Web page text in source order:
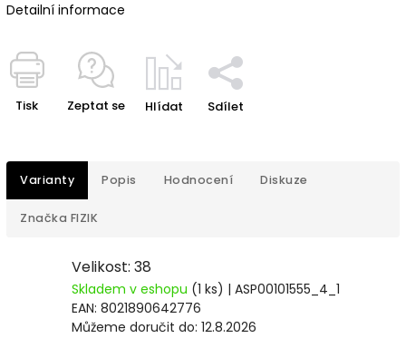
Detailní informace
Tisk Zeptat se Hlídat Sdílet
Varianty Popis Hodnocení Diskuze
Značka FIZIK
Velikost: 38
Skladem v eshopu (1 ks) | ASP00101555_4_1
EAN: 8021890642776
Můžeme doručit do: 12.8.2026